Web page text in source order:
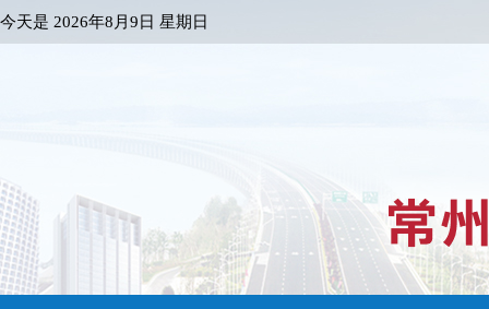
今天是 2026年8月9日 星期日